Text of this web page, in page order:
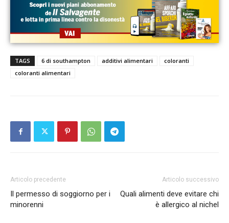
TAGS 6 di southampton additivi alimentari
coloranti
coloranti alimentari
Articolo precedente
Il permesso di soggiorno per i
minorenni
Articolo successivo
Quali alimenti deve evitare chi
è allergico al nichel